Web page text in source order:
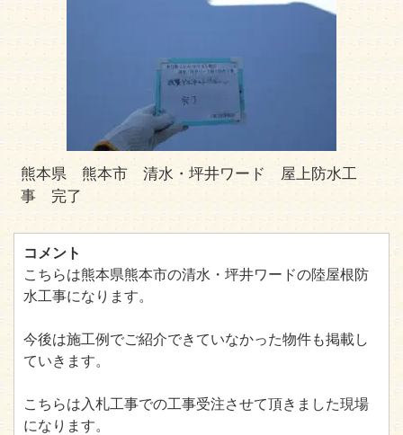
熊本県 熊本市 清水・坪井ワード 屋上防水工
事 完了
コメント
こちらは熊本県熊本市の清水・坪井ワードの陸屋根防
水工事になります。
今後は施工例でご紹介できていなかった物件も掲載し
ていきます。
こちらは入札工事での工事受注させて頂きました現場
になります。